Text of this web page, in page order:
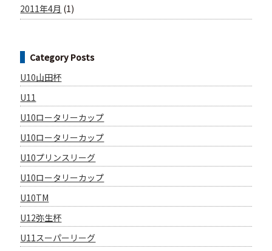
2011年4月 (1)
Category Posts
U10山田杯
U11
U10ロータリーカップ
U10ロータリーカップ
U10プリンスリーグ
U10ロータリーカップ
U10TM
U12弥生杯
U11スーパーリーグ